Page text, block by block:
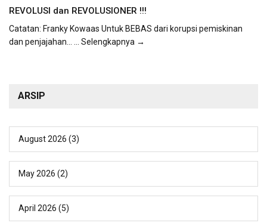
REVOLUSI dan REVOLUSIONER !!!
Catatan: Franky Kowaas Untuk BEBAS dari korupsi pemiskinan
dan penjajahan...
... Selengkapnya →
ARSIP
August 2026 (3)
May 2026 (2)
April 2026 (5)